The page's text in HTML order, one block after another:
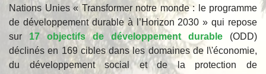
Nations Unies « Transformer notre monde : le programme
de développement durable à l’Horizon 2030 » qui repose
sur 17 objectifs de développement durable (ODD)
déclinés en 169 cibles dans les domaines de l\'économie,
du développement social et de la protection de